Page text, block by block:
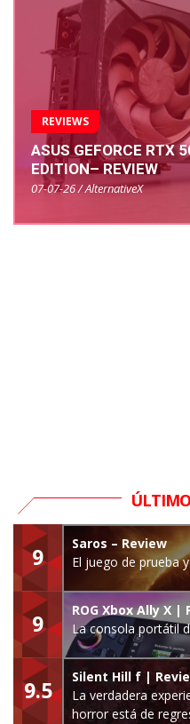
REVIEWS
ASUS GEFORCE RTX
EDITION– REVIEW
07-07-26 / AlternativeX
9
Saros – Review
El juego de prueba
9
ROG Xbox Ally X |
La consola portátil
9.5
Silent Hill f |
La verdadera
horror está de